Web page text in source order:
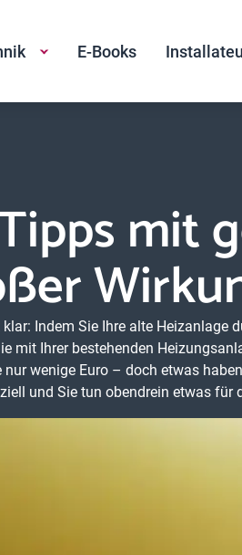
E-Books
mit
Indem Sie Ihre alte Heizanlage
Ihrer bestehenden
wenige Euro – doch etwas
und Sie tun obendrein etwas für